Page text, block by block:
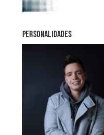
PERSONALIDADES